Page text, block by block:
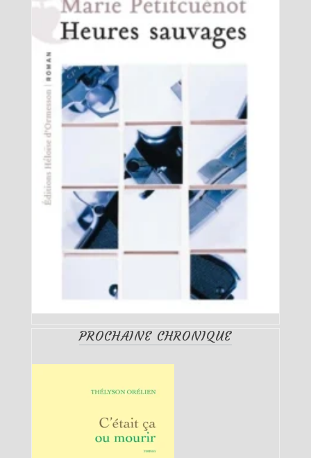
PROCHAINE CHRONIQUE